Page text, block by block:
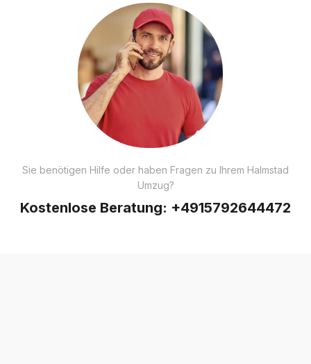
Sie benötigen Hilfe oder haben Fragen zu Ihrem Halmstad
Umzug?
Kostenlose Beratung: +4915792644472